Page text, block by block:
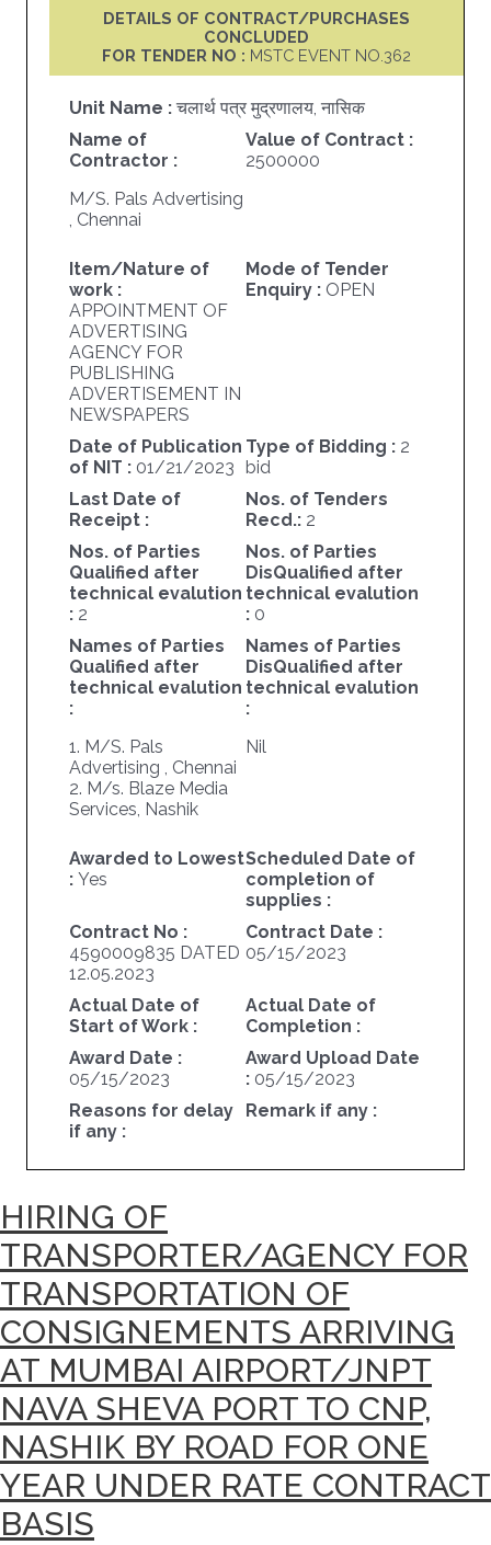
DETAILS OF CONTRACT/PURCHASES
CONCLUDED
FOR TENDER NO : MSTC EVENT NO.362
Unit Name : चलार्थ पत्र मुद्रणालय, नासिक
Name of
Contractor :
M/S. Pals Advertising
, Chennai
Value of Contract :
2500000
Item/Nature of
work :
APPOINTMENT OF
ADVERTISING
AGENCY FOR
PUBLISHING
ADVERTISEMENT IN
NEWSPAPERS
Mode of Tender
Enquiry : OPEN
Date of Publication
of NIT : 01/21/2023
Type of Bidding : 2
bid
Last Date of
Receipt :
Nos. of Tenders
Recd.: 2
Nos. of Parties
Qualified after
technical evalution
: 2
Nos. of Parties
DisQualified after
technical evalution
: 0
Names of Parties
Qualified after
technical evalution
:
1. M/S. Pals
Advertising , Chennai
2. M/s. Blaze Media
Services, Nashik
Names of Parties
DisQualified after
technical evalution
:
Nil
Awarded to Lowest
: Yes
Scheduled Date of
completion of
supplies :
Contract No :
4590009835 DATED
12.05.2023
Contract Date :
05/15/2023
Actual Date of
Start of Work :
Actual Date of
Completion :
Award Date :
05/15/2023
Award Upload Date
: 05/15/2023
Reasons for delay
if any :
Remark if any :
HIRING OF
TRANSPORTER/AGENCY FOR
TRANSPORTATION OF
CONSIGNEMENTS ARRIVING
AT MUMBAI AIRPORT/JNPT
NAVA SHEVA PORT TO CNP,
NASHIK BY ROAD FOR ONE
YEAR UNDER RATE CONTRACT
BASIS